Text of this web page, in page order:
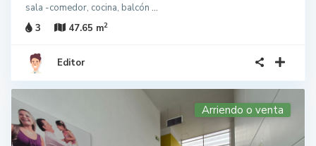
sala -comedor, cocina, balcón ...
3
47.65 m2
Editor
Arriendo o venta